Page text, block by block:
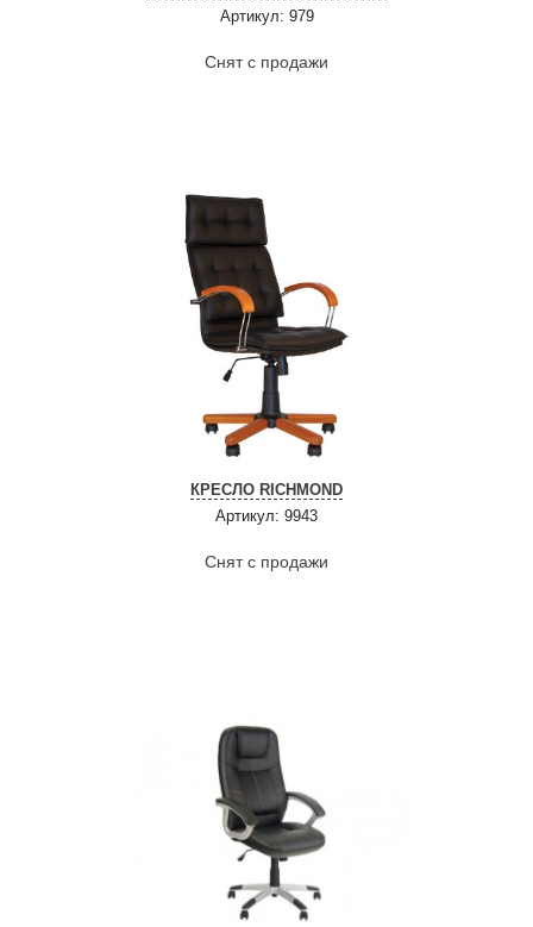
Артикул: 979
Снят с продажи
КРЕСЛО RICHMOND
Артикул: 9943
Снят с продажи